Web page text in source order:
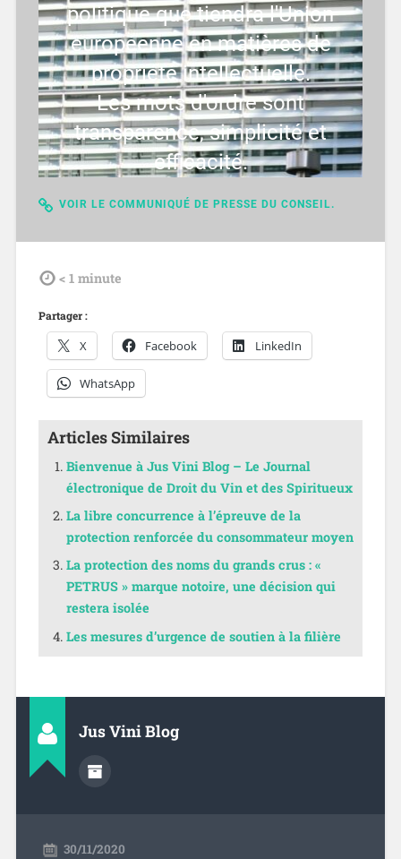
politique que tiendra l'Union
européenne en matières de
propriété intellectuelle.
Les mots d'ordre sont
transparence, simplicité et
efficacité.
VOIR LE COMMUNIQUÉ DE PRESSE DU CONSEIL.
tdl < 1 minute
Partager :
X Facebook LinkedIn
WhatsApp
Articles Similaires
Bienvenue à Jus Vini Blog – Le Journal
électronique de Droit du Vin et des Spiritueux
La libre concurrence à l’épreuve de la
protection renforcée du consommateur moyen
La protection des noms du grands crus : «
PETRUS » marque notoire, une décision qui
restera isolée
Les mesures d’urgence de soutien à la filière
Jus Vini Blog
30/11/2020